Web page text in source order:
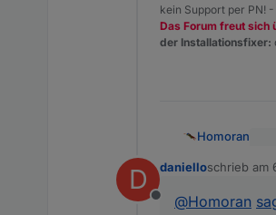
kein Support per PN!
Das Forum freut sich
der Installationsfixer:
Homoran
Mit
D
Offline
danielloschrieb am
zuletzt
@Homoran